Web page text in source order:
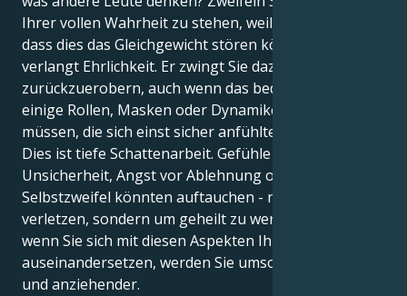
Ihrer vollen Wahrheit zu stehen, weil Sie befürchten,
dass dies das Gleichgewicht stören könnte? Pluto
verlangt Ehrlichkeit. Er zwingt Sie dazu, Ihre Macht
zurückzuerobern, auch wenn das bedeutet, dass Sie
einige Rollen, Masken oder Dynamiken aufgeben
müssen, die sich einst sicher anfühlten.
Dies ist tiefe Schattenarbeit. Gefühle der
Unsicherheit, Angst vor Ablehnung oder
Selbstzweifel könnten auftauchen - nicht um Sie zu
verletzen, sondern um geheilt zu werden. Jedes Mal,
wenn Sie sich mit diesen Aspekten Ihres Selbst
auseinandersetzen, werden Sie umso stärker, realer
und anziehender.